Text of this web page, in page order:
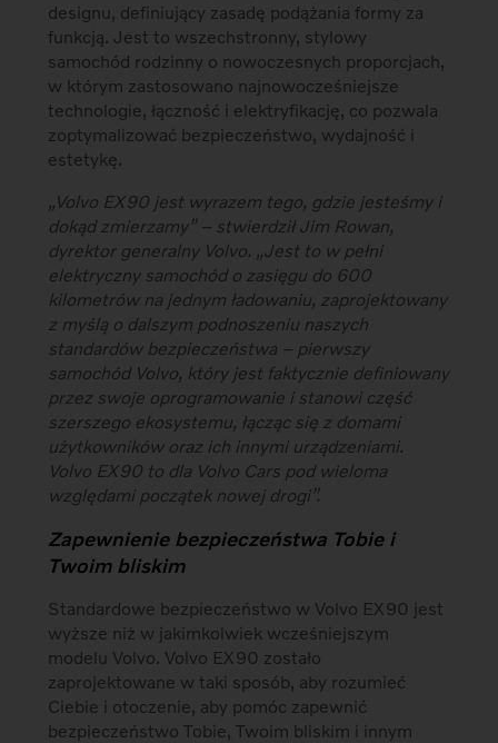
designu, definiujący zasadę podążania formy za
funkcją. Jest to wszechstronny, stylowy
samochód rodzinny o nowoczesnych proporcjach,
w którym zastosowano najnowocześniejsze
technologie, łączność i elektryfikację, co pozwala
zoptymalizować bezpieczeństwo, wydajność i
estetykę.
„Volvo EX90 jest wyrazem tego, gdzie jesteśmy i
dokąd zmierzamy” – stwierdził Jim Rowan,
dyrektor generalny Volvo. „Jest to w pełni
elektryczny samochód o zasięgu do 600
kilometrów na jednym ładowaniu, zaprojektowany
z myślą o dalszym podnoszeniu naszych
standardów bezpieczeństwa – pierwszy
samochód Volvo, który jest faktycznie definiowany
przez swoje oprogramowanie i stanowi część
szerszego ekosystemu, łącząc się z domami
użytkowników oraz ich innymi urządzeniami.
Volvo EX90 to dla Volvo Cars pod wieloma
względami początek nowej drogi”.
Zapewnienie bezpieczeństwa Tobie i
Twoim bliskim
Standardowe bezpieczeństwo w Volvo EX90 jest
wyższe niż w jakimkolwiek wcześniejszym
modelu Volvo. Volvo EX90 zostało
zaprojektowane w taki sposób, aby rozumieć
Ciebie i otoczenie, aby pomóc zapewnić
bezpieczeństwo Tobie, Twoim bliskim i innym